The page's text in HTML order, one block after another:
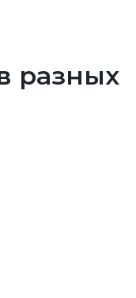
разных